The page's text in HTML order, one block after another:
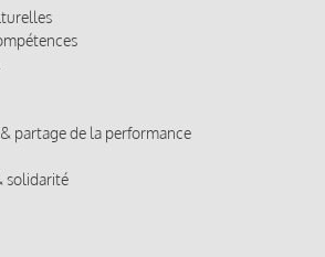
partage de la performance
solidarité